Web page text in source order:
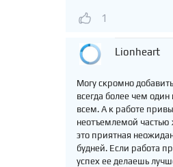
1
Lionheart
Могу скромно
всегда более чем один
всем. А к работе
неотъемлемой частью
это приятная
будней. Если работа
успех ее делаешь